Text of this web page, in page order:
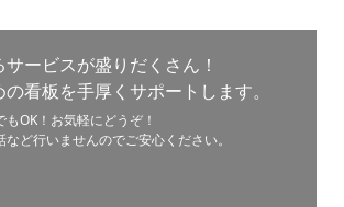
ービスが盛りだくさん！
看板を手厚くサポートします。
OK！お気軽にどうぞ！
など行いませんのでご安心ください。